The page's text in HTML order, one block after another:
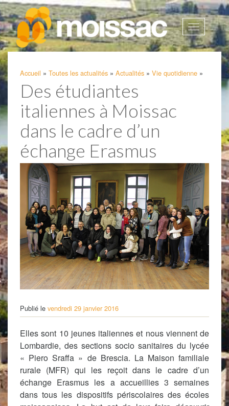
Afficher
la
Accueil » Toutes les actualités » Actualités » Vie quotidienne »
Des étudiantes
italiennes à Moissac
dans le cadre d’un
échange Erasmus
Publié le vendredi 29 janvier 2016
Elles sont 10 jeunes italiennes et nous viennent de
Lombardie, des sections socio sanitaires du lycée
« Piero Sraffa » de Brescia. La Maison familiale
rurale (MFR) qui les reçoit dans le cadre d’un
échange Erasmus les a accueillies 3 semaines
dans tous les dispositifs périscolaires des écoles